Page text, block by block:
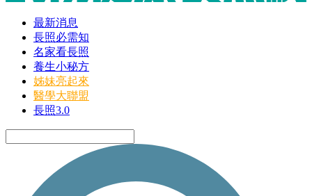
最新消息
長照必需知
名家看長照
養生小秘方
姊妹亮起來
醫學大聯盟
長照3.0